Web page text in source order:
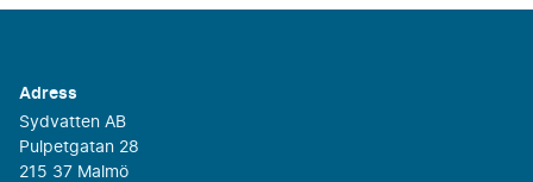
Adress
Sydvatten AB
Pulpetgatan 28
215 37 Malmö